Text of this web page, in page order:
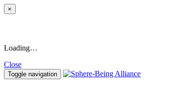
×
Loading…
Close
Toggle navigation